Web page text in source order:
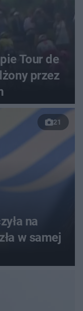
Tour de
przez
21
na
w samej